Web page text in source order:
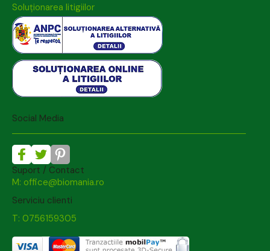
Soluționarea litigiilor
Social Media
Suport / Contact
M: office@biomania.ro
Serviciu clienti
T: 0756159305